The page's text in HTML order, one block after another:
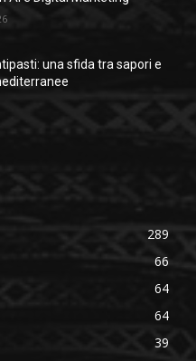
una sfida tra sapori e
289
66
64
64
39